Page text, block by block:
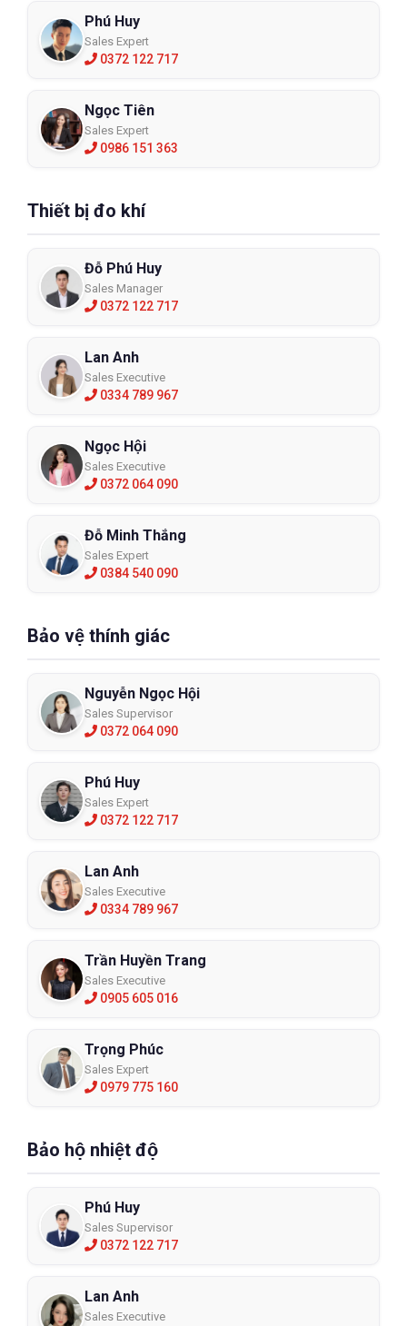
Phú Huy
Sales Expert
0372 122 717
Ngọc Tiên
Sales Expert
0986 151 363
Thiết bị đo khí
Đỗ Phú Huy
Sales Manager
0372 122 717
Lan Anh
Sales Executive
0334 789 967
Ngọc Hội
Sales Executive
0372 064 090
Đỗ Minh Thắng
Sales Expert
0384 540 090
Bảo vệ thính giác
Nguyễn Ngọc Hội
Sales Supervisor
0372 064 090
Phú Huy
Sales Expert
0372 122 717
Lan Anh
Sales Executive
0334 789 967
Trần Huyền Trang
Sales Executive
0905 605 016
Trọng Phúc
Sales Expert
0979 775 160
Bảo hộ nhiệt độ
Phú Huy
Sales Supervisor
0372 122 717
Lan Anh
Sales Executive